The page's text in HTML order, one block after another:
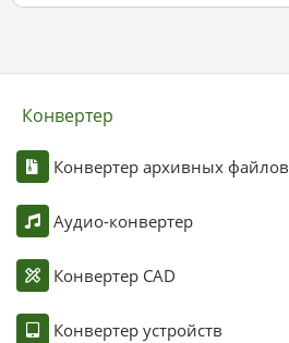
Конвертер
Конвертер архивных файлов
Аудио-конвертер
Конвертер CAD
Конвертер устройств